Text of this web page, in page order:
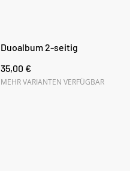
Duoalbum 2-seitig
35,00 €
MEHR VARIANTEN VERFÜGBAR